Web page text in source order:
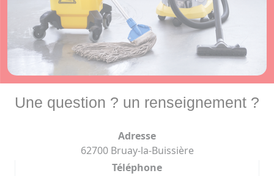
Une question ? un renseignement ?
Adresse
62700 Bruay-la-Buissière
Téléphone